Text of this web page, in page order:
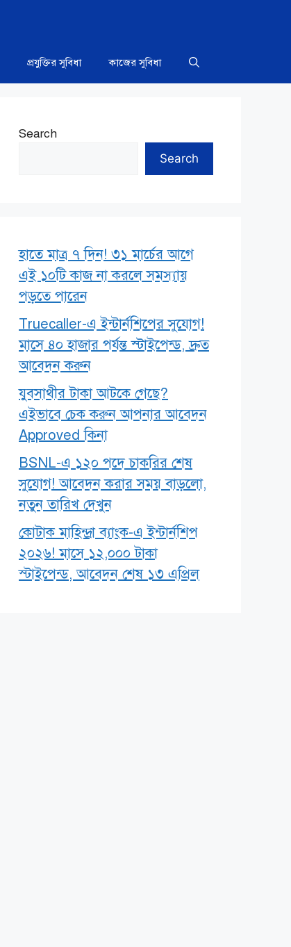
প্রযুক্তির সুবিধা কাজের সুবিধা
Search
Search
হাতে মাত্র ৭ দিন! ৩১ মার্চের আগে
এই ১০টি কাজ না করলে সমস্যায়
পড়তে পারেন
Truecaller-এ ইন্টার্নশিপের সুযোগ!
মাসে ৪০ হাজার পর্যন্ত স্টাইপেন্ড, দ্রুত
আবেদন করুন
যুবসাথীর টাকা আটকে গেছে?
এইভাবে চেক করুন আপনার আবেদন
Approved কিনা
BSNL-এ ১২০ পদে চাকরির শেষ
সুযোগ! আবেদন করার সময় বাড়লো,
নতুন তারিখ দেখুন
কোটাক মাহিন্দ্রা ব্যাংক-এ ইন্টার্নশিপ
২০২৬! মাসে ১২,০০০ টাকা
স্টাইপেন্ড, আবেদন শেষ ১৩ এপ্রিল